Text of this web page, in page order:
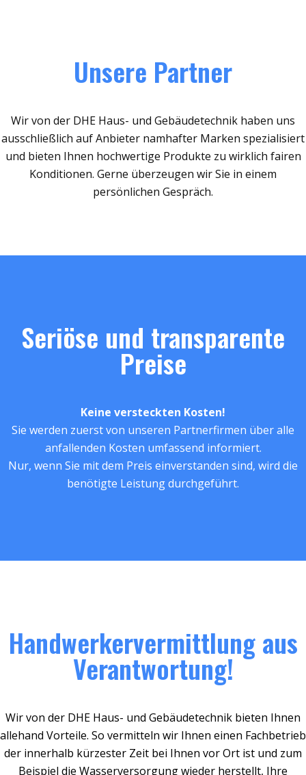
Unsere Partner
Wir von der DHE Haus- und Gebäudetechnik haben uns
ausschließlich auf Anbieter namhafter Marken spezialisiert
und bieten Ihnen hochwertige Produkte zu wirklich fairen
Konditionen. Gerne überzeugen wir Sie in einem
persönlichen Gespräch.
Seriöse und transparente
Preise
Keine versteckten Kosten!
Sie werden zuerst von unseren Partnerfirmen über alle
anfallenden Kosten umfassend informiert.
Nur, wenn Sie mit dem Preis einverstanden sind, wird die
benötigte Leistung durchgeführt.
Handwerkervermittlung aus
Verantwortung!
Wir von der DHE Haus- und Gebäudetechnik bieten Ihnen
allehand Vorteile. So vermitteln wir Ihnen einen Fachbetrieb
der innerhalb kürzester Zeit bei Ihnen vor Ort ist und zum
Beispiel die Wasserversorgung wieder herstellt, Ihre